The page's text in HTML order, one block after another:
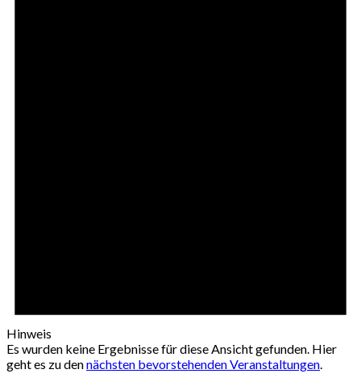
Hinweis
Es wurden keine Ergebnisse für diese Ansicht gefunden. Hier
geht es zu dennächsten bevorstehenden Veranstaltungen.